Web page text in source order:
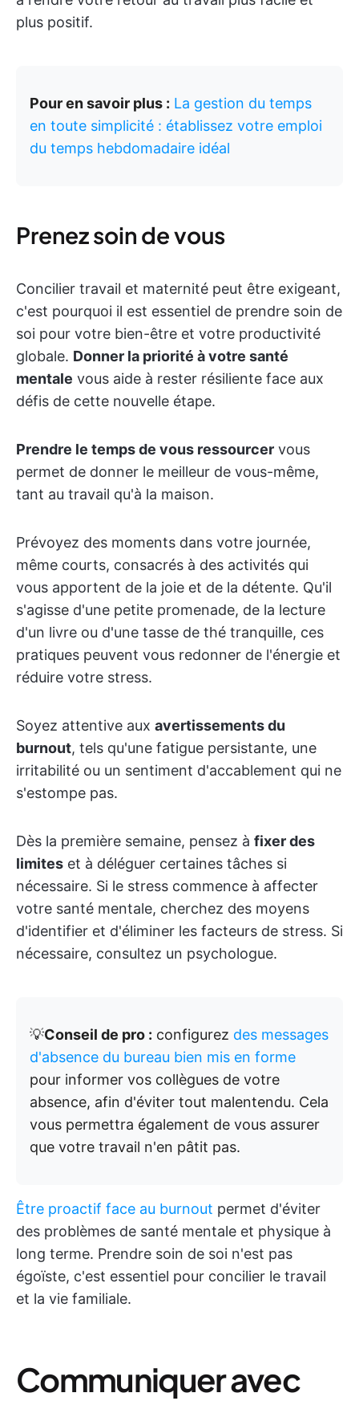
plus positif.
Pour en savoir plus : La gestion du temps
en toute simplicité : établissez votre emploi
du temps hebdomadaire idéal
Prenez soin de vous
Concilier travail et maternité peut être exigeant,
c'est pourquoi il est essentiel de prendre soin de
soi pour votre bien-être et votre productivité
globale. Donner la priorité à votre santé
mentale vous aide à rester résiliente face aux
défis de cette nouvelle étape.
Prendre le temps de vous ressourcer vous
permet de donner le meilleur de vous-même,
tant au travail qu'à la maison.
Prévoyez des moments dans votre journée,
même courts, consacrés à des activités qui
vous apportent de la joie et de la détente. Qu'il
s'agisse d'une petite promenade, de la lecture
d'un livre ou d'une tasse de thé tranquille, ces
pratiques peuvent vous redonner de l'énergie et
réduire votre stress.
Soyez attentive aux avertissements du
burnout, tels qu'une fatigue persistante, une
irritabilité ou un sentiment d'accablement qui ne
s'estompe pas.
Dès la première semaine, pensez à fixer des
limites et à déléguer certaines tâches si
nécessaire. Si le stress commence à affecter
votre santé mentale, cherchez des moyens
d'identifier et d'éliminer les facteurs de stress. Si
nécessaire, consultez un psychologue.
💡Conseil de pro : configurez des messages
d'absence du bureau bien mis en forme
pour informer vos collègues de votre
absence, afin d'éviter tout malentendu. Cela
vous permettra également de vous assurer
que votre travail n'en pâtit pas.
Être proactif face au burnout permet d'éviter
des problèmes de santé mentale et physique à
long terme. Prendre soin de soi n'est pas
égoïste, c'est essentiel pour concilier le travail
et la vie familiale.
Communiquer avec